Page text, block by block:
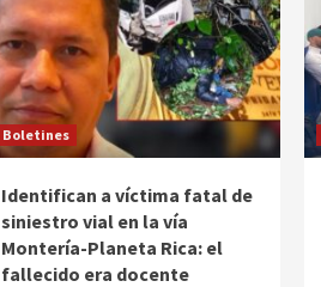
Boletines
Identifican a víctima fatal de
siniestro vial en la vía
Montería-Planeta Rica: el
fallecido era docente